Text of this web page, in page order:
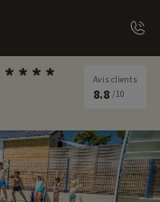
Avis clients
8.8 /10